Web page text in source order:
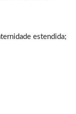
estendida;